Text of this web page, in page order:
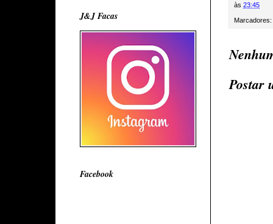
às 23:45
Marcadores:
Postar
J&J Facas
Facebook